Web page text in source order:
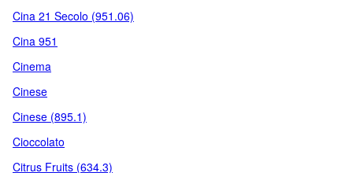
Cina 21 Secolo (951.06)
Cina 951
Cinema
Cinese
Cinese (895.1)
Cioccolato
Citrus Fruits (634.3)